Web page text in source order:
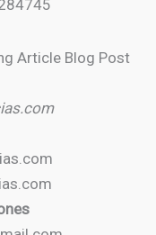
Article Blog Post